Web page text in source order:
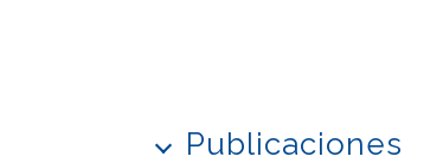
Publicaciones